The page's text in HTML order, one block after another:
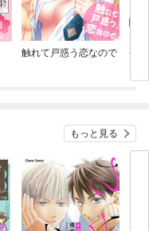
触れて戸惑う恋なので 今
もっと見る